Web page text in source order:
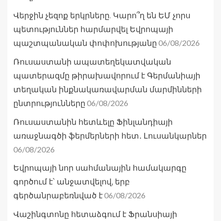
Վերջին չեզոք երկրները. Կարո՞ղ են ԵՄ չորս
պետություններ հարմարվել Եվրոպայի
պաշտպանական փոփոխությանը 06/08/2026
Ռուսաստանի ապատեղեկատվական
պատերազմը թիրախավորում է Գերմանիայի
տեղական ինքնակառավարման մարմինների
ընտրությունները 06/08/2026
Ռուսաստանին հետևելը Ֆինլանդիայի
առաջնագծի ֆերմերների հետ․ Լուսանկարներ
06/08/2026
Եվրոպայի նոր սահմանային համակարգը
գործում է՝ անջատվելով, երբ
գերծանրաբեռնված է06/08/2026
Վաշինգտոնը հետաձգում է Ֆրանսիայի